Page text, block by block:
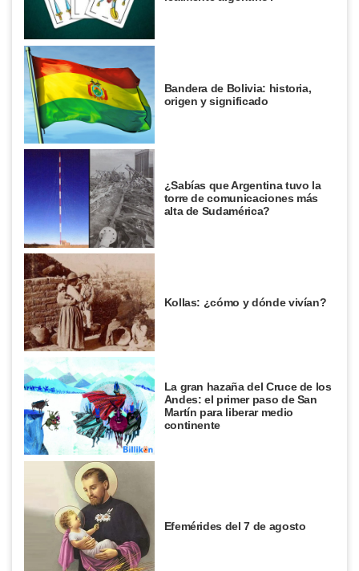
Bandera de Bolivia: historia,
origen y significado
¿Sabías que Argentina tuvo la
torre de comunicaciones más
alta de Sudamérica?
Kollas: ¿cómo y dónde vivían?
La gran hazaña del Cruce de los
Andes: el primer paso de San
Martín para liberar medio
continente
Efemérides del 7 de agosto